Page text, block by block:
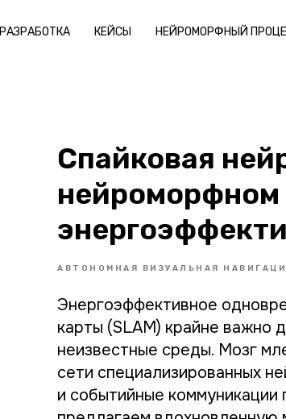
РАЗРАБОТКА КЕЙСЫ НЕЙРОМОРФНЫЙ
Спайковая
нейроморфном
АВТОНОМНАЯ ВИЗУАЛЬНАЯ
Энергоэффективное
карты (SLAM) крайне важно
неизвестные среды. Мозг
сети специализированных
и событийные